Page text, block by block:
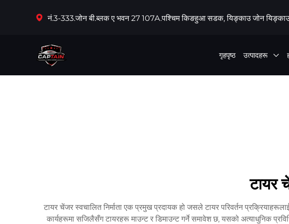
नं.3-333.जोन बी.ब्लक ए भवन 27 107A.पश्चिम किङहुआ सडक, यिङ्काउ जोन
गृहपृष्ठ उत्पादहरू
टायर
टायर चेंजर स्वचालित निर्माता एक प्रमुख प्रदायक हो जसले टायर परिवर्तन
कार्यहरूमा सजिलैसँग टायरहरू माउन्ट र डिमाउन्ट गर्ने समावेश छ, यसको अत्याधुनिक